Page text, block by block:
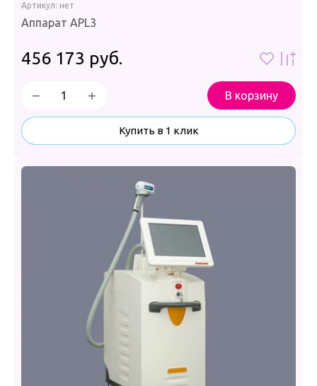
Артикул: нет
Аппарат APL3
456 173 руб.
− + В корзину
Купить в 1 клик